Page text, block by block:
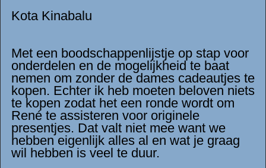
Kota Kinabalu
Met een boodschappenlijstje op stap voor
onderdelen en de mogelijkheid te baat
nemen om zonder de dames cadeautjes te
kopen. Echter ik heb moeten beloven niets
te kopen zodat het een ronde wordt om
René te assisteren voor originele
presentjes. Dat valt niet mee want we
hebben eigenlijk alles al en wat je graag
wil hebben is veel te duur.